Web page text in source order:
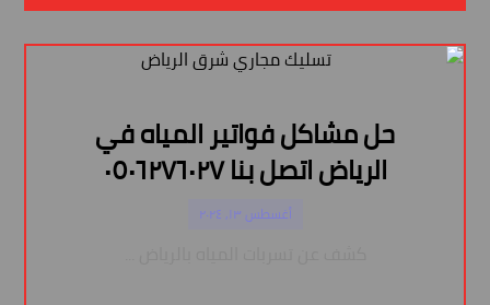
حل مشاكل فواتير المياه في
الرياض اتصل بنا ٠٥٠٦٢٧٦٠٢٧
أغسطس ١٣, ٢٠٢٤